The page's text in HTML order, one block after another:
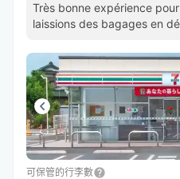
Très bonne expérience
laissions des bagages en
可保管的行李數